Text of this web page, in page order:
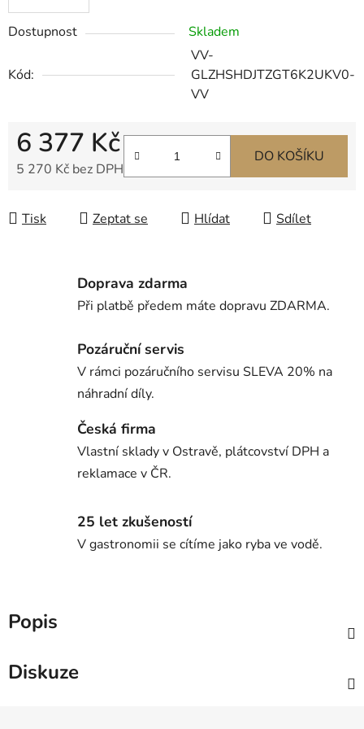
Dostupnost Skladem
Kód:
VV-
GLZHSHDJTZGT6K2UKV0-
VV
6 377 Kč
5 270 Kč bez DPH
DO KOŠÍKU
Tisk Zeptat se Hlídat Sdílet
Doprava zdarma
Při platbě předem máte dopravu ZDARMA.
Pozáruční servis
V rámci pozáručního servisu SLEVA 20% na
náhradní díly.
Česká firma
Vlastní sklady v Ostravě, plátcovství DPH a
reklamace v ČR.
25 let zkušeností
V gastronomii se cítíme jako ryba ve vodě.
Popis
Diskuze